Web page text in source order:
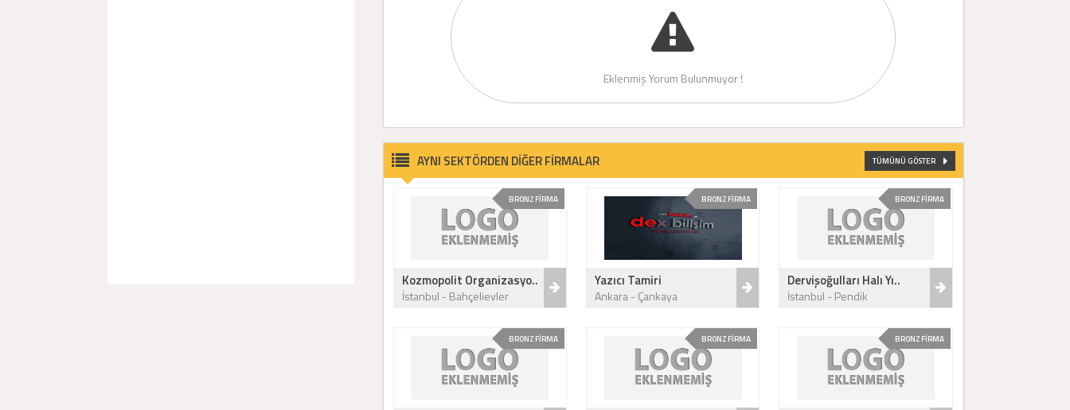
Eklenmiş Yorum Bulunmuyor !
AYNI SEKTÖRDEN DİĞER FİRMALAR TÜMÜNÜ GÖSTER
BRONZ FİRMA
Kozmopolit Organizasyo..
İstanbul - Bahçelievler
BRONZ FİRMA
Yazıcı Tamiri
Ankara - Çankaya
BRONZ FİRMA
Dervişoğulları Halı Yı..
İstanbul - Pendik
BRONZ FİRMA BRONZ FİRMA BRONZ FİRMA